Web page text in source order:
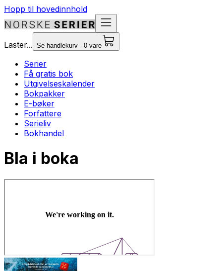
Hopp til hovedinnhold
Laster... Se handlekurv - 0 vare
Serier
Få gratis bok
Utgivelseskalender
Bokpakker
E-bøker
Forfattere
Serieliv
Bokhandel
Bla i boka